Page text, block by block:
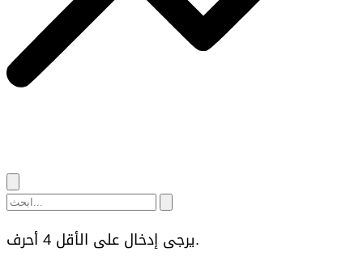
يرجى إدخال على الأقل 4 أحرف.